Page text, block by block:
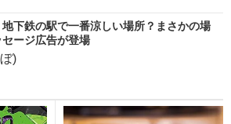
地下鉄の駅で一番涼しい場所？まさかの場
セージ広告が登場
)